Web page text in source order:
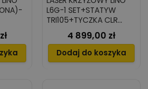
L6G-1 SET+STATYW
TRI105+TYCZKA CLR
290+DETEKTOR RGR200
Cena
4 899,00 zł
Dodaj do koszyka